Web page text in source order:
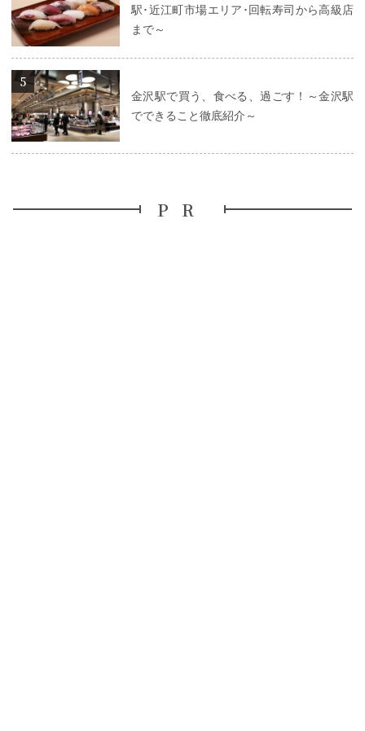
駅･近江町市場エリア･回転寿司から高級店
まで～
金沢駅で買う、食べる、過ごす！～金沢駅
でできること徹底紹介～
詳細はこちら
PR